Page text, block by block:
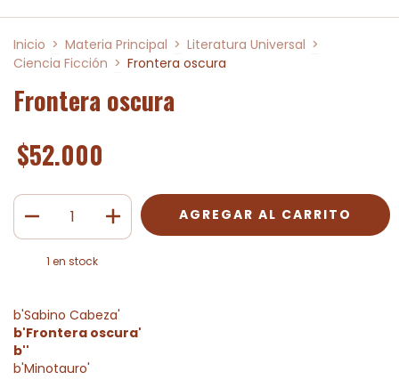
Inicio > Materia Principal > Literatura Universal >
Ciencia Ficción > Frontera oscura
Frontera oscura
$52.000
1 en stock
b'Sabino Cabeza'
b'Frontera oscura'
b''
b'Minotauro'